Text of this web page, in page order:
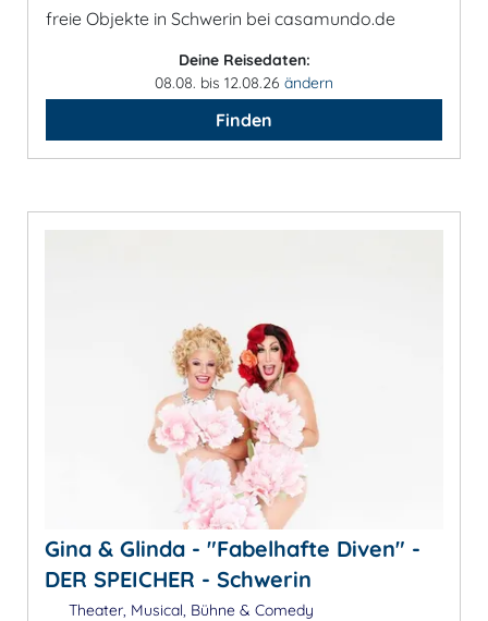
freie Objekte in Schwerin bei casamundo.de
Deine Reisedaten:
08.08. bis 12.08.26 ändern
Finden
Gina & Glinda - "Fabelhafte Diven" -
DER SPEICHER - Schwerin
Theater, Musical, Bühne & Comedy